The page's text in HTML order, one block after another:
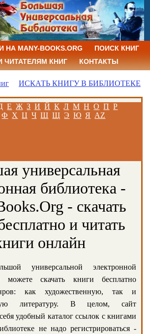
MANY-BOOKS.ORG
ПОИСК КНИГ
ЧИТАТЕЛЯМ КНИГ
КОНТАКТЫ
ИСКАТЬ КНИГУ В БИБЛИОТЕКЕ
Е Ж З И Й К Л М Н О П Р
Ф Х Ц Ч Ш Щ Э Ю Я AZ
универсальная
библиотека -
- скачать
и читать
онлайн
универсальной электронной
можете скачать книги бесплатно
как художественную, так и
литературу. В целом, сайт
удобный каталог ссылок с книгами
не надо регистрироваться -